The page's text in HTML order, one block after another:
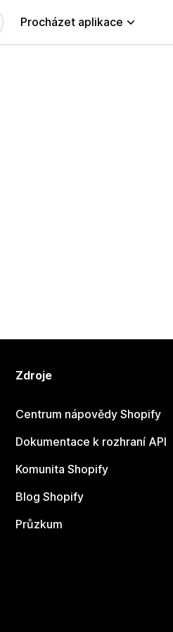
Procházet aplikace
Zdroje
Centrum nápovědy Shopify
Dokumentace k rozhraní API
Komunita Shopify
Blog Shopify
Průzkum